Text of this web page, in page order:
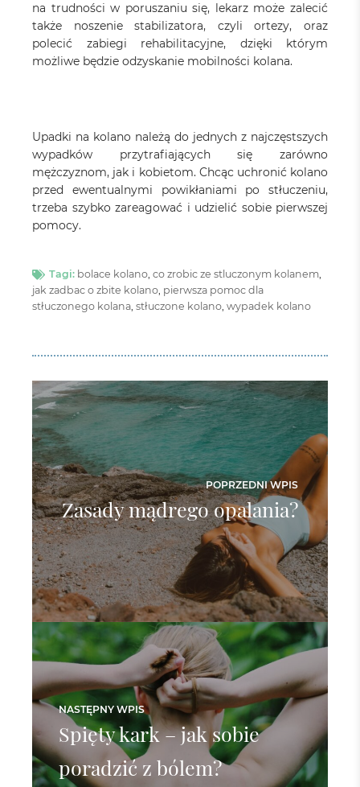
na trudności w poruszaniu się, lekarz może zalecić
także noszenie stabilizatora, czyli ortezy, oraz
polecić zabiegi rehabilitacyjne, dzięki którym
możliwe będzie odzyskanie mobilności kolana.
Upadki na kolano należą do jednych z najczęstszych
wypadków przytrafiających się zarówno
mężczyznom, jak i kobietom. Chcąc uchronić kolano
przed ewentualnymi powikłaniami po stłuczeniu,
trzeba szybko zareagować i udzielić sobie pierwszej
pomocy.
Tagi: bolace kolano, co zrobic ze stluczonym kolanem,
jak zadbac o zbite kolano, pierwsza pomoc dla
stłuczonego kolana, stłuczone kolano, wypadek kolano
POPRZEDNI WPIS
Zasady mądrego opalania?
NASTĘPNY WPIS
Spięty kark – jak sobie
poradzić z bólem?